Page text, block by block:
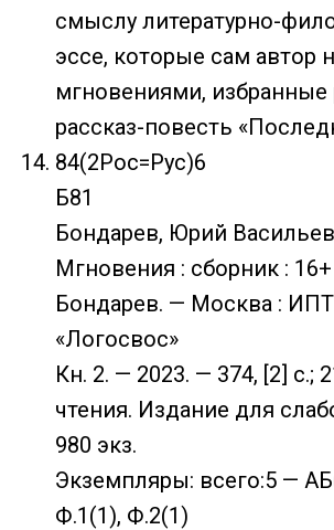
смыслу литературно-
эссе, которые сам автор
мгновениями, избранные
рассказ-повесть
84(2Рос=Рус)6
Б81
Бондарев, Юрий
Мгновения : сборник :
Бондарев. — Москва :
«Логосвос»
Кн. 2. — 2023. — 374, [2] с.;
чтения. Издание для
980 экз.
Экземпляры: всего:5 —
Ф.1(1), Ф.2(1)